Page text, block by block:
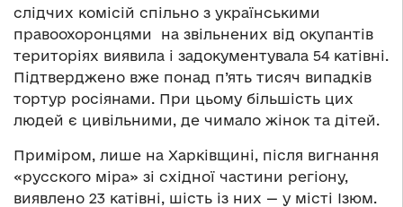
слідчих комісій спільно з українськими
правоохоронцями на звільнених від окупантів
територіях виявила і задокументувала 54 катівні.
Підтверджено вже понад п’ять тисяч випадків
тортур росіянами. При цьому більшість цих
людей є цивільними, де чимало жінок та дітей.
Приміром, лише на Харківщині, після вигнання
«русского міра» зі східної частини регіону,
виявлено 23 катівні, шість із них — у місті Ізюм.